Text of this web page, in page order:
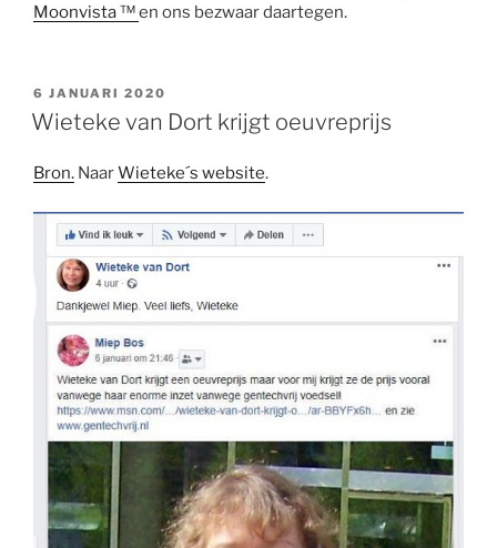
Moonvista ™en ons bezwaar daartegen.
GEPLAATST
OP
6 JANUARI 2020
Wieteke van Dort krijgt oeuvreprijs
Bron. NaarWieteke´s website.